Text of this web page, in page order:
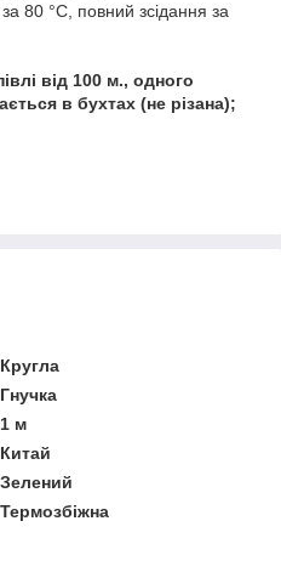
80 °C, повний зсідання за
від 100 м., одного
в бухтах (не різана);
Кругла
Гнучка
1 м
Китай
Зелений
Термозбіжна